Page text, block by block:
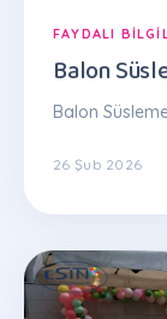
FAYDALI
Balon
Balon
26 Şub 2026